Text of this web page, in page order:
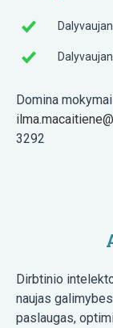
Domina
3292
Dirbtinio
naujas
paslaugas,